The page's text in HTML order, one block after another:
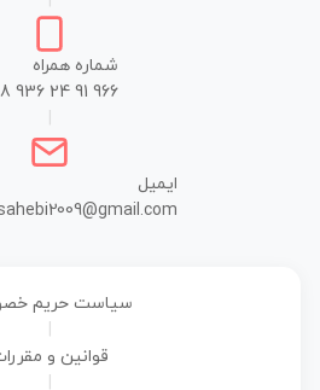
شماره همراه
936 24 91 966
ایمیل
سیاست حریم
قوانین و